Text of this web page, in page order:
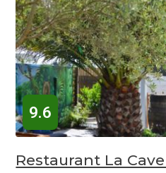
9.6
Restaurant La